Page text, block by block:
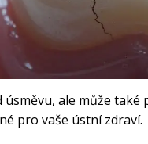
ale může
pro vaše ústní zdraví.